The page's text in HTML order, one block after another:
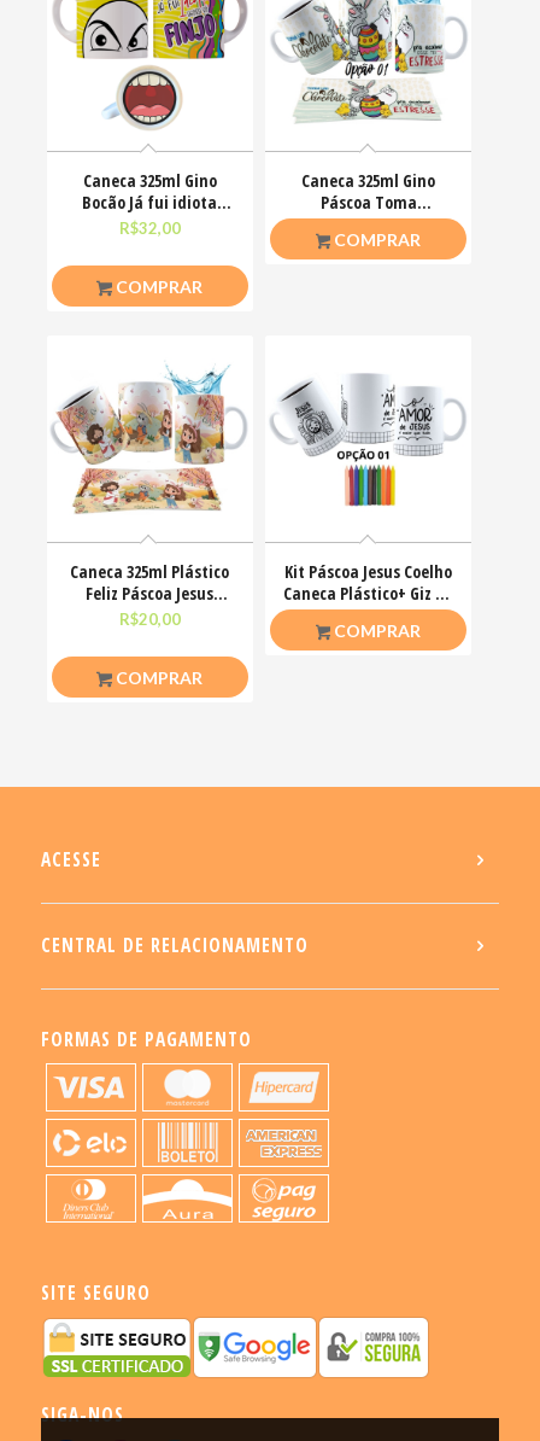
Caneca 325ml Gino
Bocão Já fui idiota
agora só finjo Meme
R$32,00
COMPRAR
Caneca 325ml Gino
Páscoa Toma
chocolate pra acalmar
esse teu estresse
COMPRAR
Caneca 325ml Plástico
Feliz Páscoa Jesus
Cristo Coelhinhos
R$20,00
COMPRAR
Kit Páscoa Jesus Coelho
Caneca Plástico+ Giz De
Cera Colorir
COMPRAR
ACESSE
CENTRAL DE RELACIONAMENTO
FORMAS DE PAGAMENTO
SITE SEGURO
SIGA-NOS